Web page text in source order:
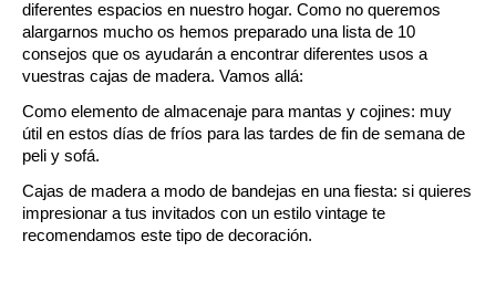
diferentes espacios en nuestro hogar. Como no queremos
alargarnos mucho os hemos preparado una lista de 10
consejos que os ayudarán a encontrar diferentes usos a
vuestras cajas de madera. Vamos allá:
Como elemento de almacenaje para mantas y cojines: muy
útil en estos días de fríos para las tardes de fin de semana de
peli y sofá.
Cajas de madera a modo de bandejas en una fiesta: si quieres
impresionar a tus invitados con un estilo vintage te
recomendamos este tipo de decoración.